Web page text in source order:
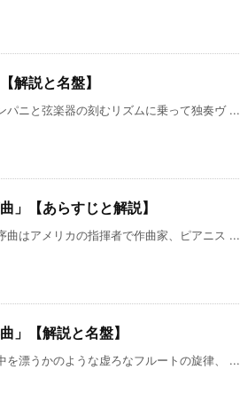
解説と名盤】
パニと弦楽器の刻むリズムに乗って独奏ヴ ...
」【あらすじと解説】
曲はアメリカの指揮者で作曲家、ピアニス ...
」【解説と名盤】
を漂うかのような虚ろなフルートの旋律、 ...